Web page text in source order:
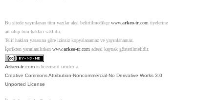
Bu sitede yayınlanan tüm yazılar aksi belirtilmedikçe www.arkeo-tr.com üyelerine
ait olup tüm hakları saklıdır.
Telif hakları yasasına göre izinsiz kopyalanamaz ve yayınlanamaz.
İçerikten yararlanılırken www.arkeo-tr.com adresi kaynak gösterilmelidir.
Arkeo-tr .com is licensed under a
Creative Commons Attribution-Noncommercial-No Derivative Works 3.0
Unported License